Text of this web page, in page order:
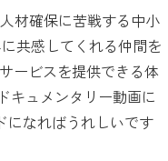
材確保に苦戦する中小
共感してくれる仲間を
ービスを提供できる体
キュメンタリー動画に
になればうれしいです